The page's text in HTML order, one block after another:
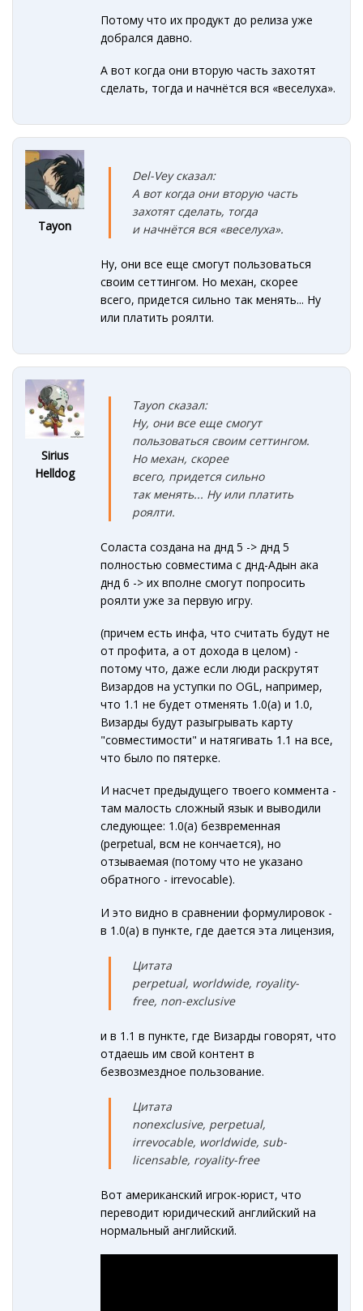
Потому что их продукт до релиза уже
добрался давно.
А вот когда они вторую часть захотят
сделать, тогда и начнётся вся «веселуха».
Tayon
Del-Vey сказал:
А вот когда они вторую часть
захотят сделать, тогда
и начнётся вся «веселуха».
Ну, они все еще смогут пользоваться
своим сеттингом. Но механ, скорее
всего, придется сильно так менять... Ну
или платить роялти.
Sirius
Helldog
Tayon сказал:
Ну, они все еще смогут
пользоваться своим сеттингом.
Но механ, скорее
всего, придется сильно
так менять... Ну или платить
роялти.
Соласта создана на днд 5 -> днд 5
полностью совместима с днд-Адын ака
днд 6 -> их вполне смогут попросить
роялти уже за первую игру.
(причем есть инфа, что считать будут не
от профита, а от дохода в целом) -
потому что, даже если люди раскрутят
Визардов на уступки по OGL, например,
что 1.1 не будет отменять 1.0(а) и 1.0,
Визарды будут разыгрывать карту
"совместимости" и натягивать 1.1 на все,
что было по пятерке.
И насчет предыдущего твоего коммента -
там малость сложный язык и выводили
следующее: 1.0(а) безвременная
(perpetual, всм не кончается), но
отзываемая (потому что не указано
обратного - irrevocable).
И это видно в сравнении формулировок -
в 1.0(а) в пункте, где дается эта лицензия,
Цитата
perpetual, worldwide, royality-
free, non-exclusive
и в 1.1 в пункте, где Визарды говорят, что
отдаешь им свой контент в
безвозмездное пользование.
Цитата
nonexclusive, perpetual,
irrevocable, worldwide, sub-
licensable, royality-free
Вот американский игрок-юрист, что
переводит юридический английский на
нормальный английский.